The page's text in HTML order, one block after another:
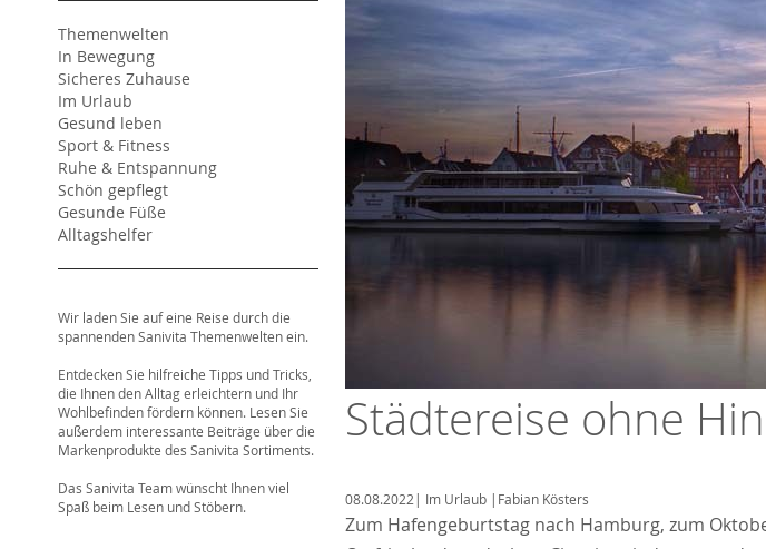
Städtereise ohne
08.08.2022 | Im Urlaub | Fabian Kösters
Zum Hafengeburtstag nach Hamburg, zum
Themenwelten
In Bewegung
Sicheres Zuhause
Im Urlaub
Gesund leben
Sport & Fitness
Ruhe & Entspannung
Schön gepflegt
Gesunde Füße
Alltagshelfer
Wir laden Sie auf eine Reise durch die
spannenden Sanivita Themenwelten ein.
Entdecken Sie hilfreiche Tipps und Tricks,
die Ihnen den Alltag erleichtern und Ihr
Wohlbefinden fördern können. Lesen Sie
außerdem interessante Beiträge über die
Markenprodukte des Sanivita Sortiments.
Das Sanivita Team wünscht Ihnen viel
Spaß beim Lesen und Stöbern.